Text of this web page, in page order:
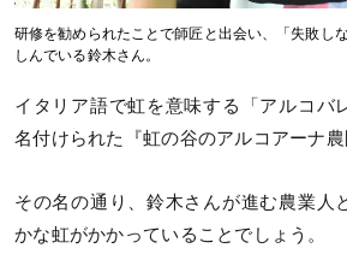
研修を勧められたことで師匠と出会い、「失敗し
しんでいる鈴木さん。
イタリア語で虹を意味する「アルコバ
名付けられた『虹の谷のアルコアーナ農
その名の通り、鈴木さんが進む農業人
かな虹がかかっていることでしょう。